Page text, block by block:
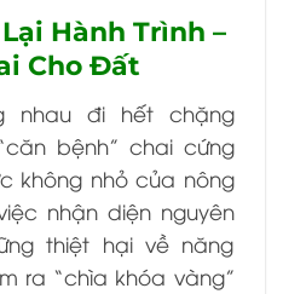
Hành Trình –
Cho Đất
nhau đi hết chặng
bệnh” chai cứng
không nhỏ của nông
nhận diện nguyên
thiệt hại về năng
ra “chìa khóa vàng”